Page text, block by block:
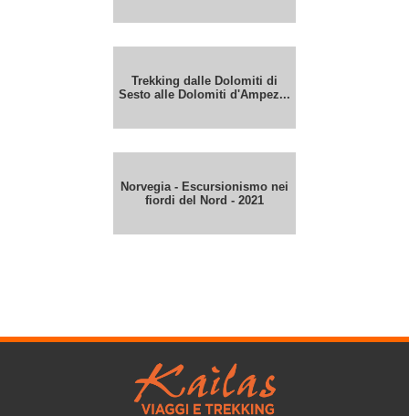
Trekking dalle Dolomiti di
Sesto alle Dolomiti d'Ampez...
Norvegia - Escursionismo nei
fiordi del Nord - 2021